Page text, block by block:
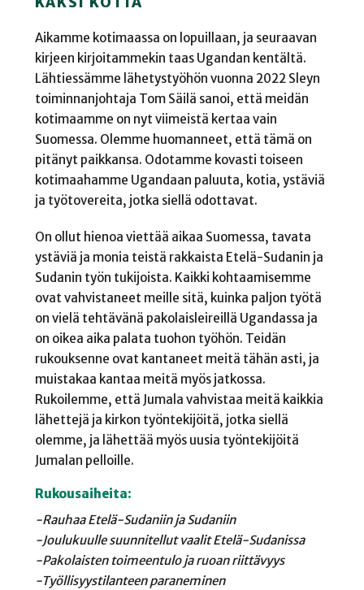
Aikamme kotimaassa on lopuillaan, ja seuraavan
kirjeen kirjoitammekin taas Ugandan kentältä.
Lähtiessämme lähetystyöhön vuonna 2022 Sleyn
toiminnanjohtaja Tom Säilä sanoi, että meidän
kotimaamme on nyt viimeistä kertaa vain
Suomessa. Olemme huomanneet, että tämä on
pitänyt paikkansa. Odotamme kovasti toiseen
kotimaahamme Ugandaan paluuta, kotia, ystäviä
ja työtovereita, jotka siellä odottavat.
On ollut hienoa viettää aikaa Suomessa, tavata
ystäviä ja monia teistä rakkaista Etelä-Sudanin ja
Sudanin työn tukijoista. Kaikki kohtaamisemme
ovat vahvistaneet meille sitä, kuinka paljon työtä
on vielä tehtävänä pakolaisleireillä Ugandassa ja
on oikea aika palata tuohon työhön. Teidän
rukouksenne ovat kantaneet meitä tähän asti, ja
muistakaa kantaa meitä myös jatkossa.
Rukoilemme, että Jumala vahvistaa meitä kaikkia
lähettejä ja kirkon työntekijöitä, jotka siellä
olemme, ja lähettää myös uusia työntekijöitä
Jumalan pelloille.
Rukousaiheita:
-Rauhaa Etelä-Sudaniin jaSudaniin
-Joulukuulle suunnitellutvaalit Etelä-Sudanissa
-Pakolaisten toimeentuloja ruoan riittävyys
-Työllisyystilanteenparaneminen